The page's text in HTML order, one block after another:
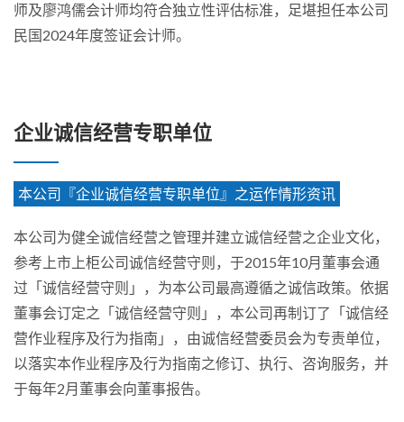
师及廖鸿儒会计师均符合独立性评估标准，足堪担任本公司
民国2024年度签证会计师。
企业诚信经营专职单位
本公司『企业诚信经营专职单位』之运作情形资讯
本公司为健全诚信经营之管理并建立诚信经营之企业文化，
参考上市上柜公司诚信经营守则，于2015年10月董事会通
过「诚信经营守则」，为本公司最高遵循之诚信政策。依据
董事会订定之「诚信经营守则」，本公司再制订了「诚信经
营作业程序及行为指南」，由诚信经营委员会为专责单位，
以落实本作业程序及行为指南之修订、执行、咨询服务，并
于每年2月董事会向董事报告。